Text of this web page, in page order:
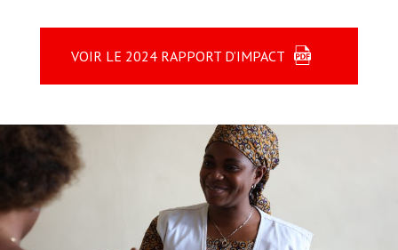
VOIR LE 2024 RAPPORT D’IMPACT